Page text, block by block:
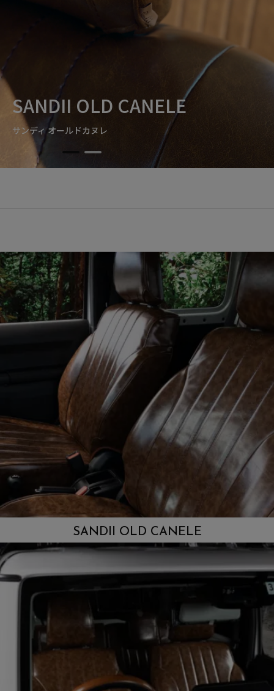
SANDII OLD CANELE
サンディ オールドカヌレ
SANDII OLD CANELE